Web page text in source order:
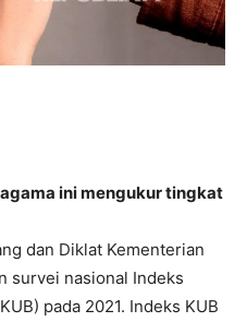
ini mengukur tingkat
dan Diklat Kementerian
survei nasional Indeks
pada 2021. Indeks KUB